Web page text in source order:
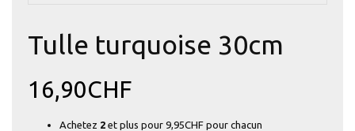
Tulle turquoise 30cm
16,90CHF
Achetez 2 et plus pour 9,95CHF pour chacun